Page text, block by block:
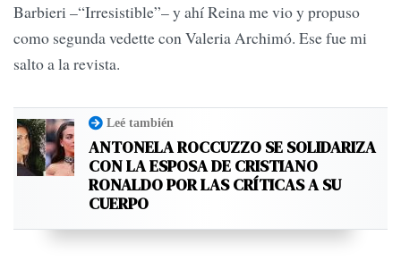
Barbieri –“Irresistible”– y ahí Reina me vio y propuso
como segunda vedette con Valeria Archimó. Ese fue mi
salto a la revista.
Leé también
ANTONELA ROCCUZZO SE SOLIDARIZA
CON LA ESPOSA DE CRISTIANO
RONALDO POR LAS CRÍTICAS A SU
CUERPO